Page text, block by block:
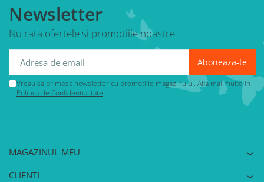
Newsletter
Nu rata ofertele si promotiile noastre
Vreau sa primesc newsletter cu promotiile magazinului. Afla mai multe in
Politica de Confidentialitate
MAGAZINUL MEU
CLIENTI